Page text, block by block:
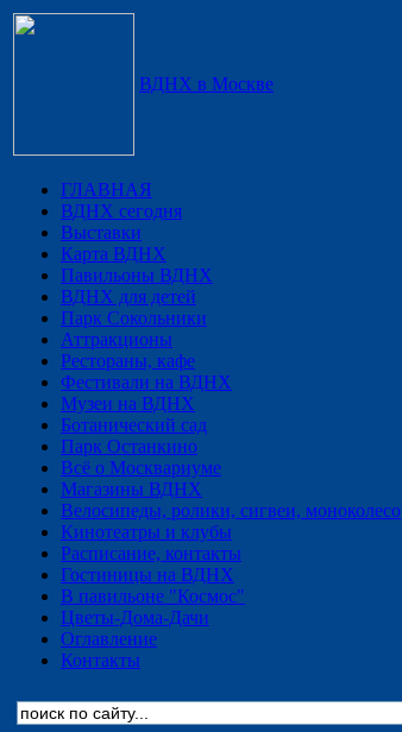
ВДНХ в Москве
ГЛАВНАЯ
ВДНХ сегодня
Выставки
Карта ВДНХ
Павильоны ВДНХ
ВДНХ для детей
Парк Сокольники
Аттракционы
Рестораны, кафе
Фестивали на ВДНХ
Музеи на ВДНХ
Ботанический сад
Парк Останкино
Всё о Москвариуме
Магазины ВДНХ
Велосипеды, ролики, сигвеи, моноколесо
Кинотеатры и клубы
Расписание, контакты
Гостиницы на ВДНХ
В павильоне "Космос"
Цветы-Дома-Дачи
Оглавление
Контакты